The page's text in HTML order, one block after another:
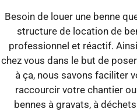
Besoin de louer une benne
structure de location de
professionnel et réactif.
chez vous dans le but de
à ça, nous savons faciliter
raccourcir votre chantier
bennes à gravats, à